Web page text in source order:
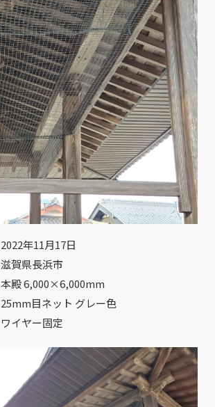
2022年11月17日
滋賀県長浜市
本殿 6,000×6,000mm
25mm目ネット グレー色
ワイヤー固定